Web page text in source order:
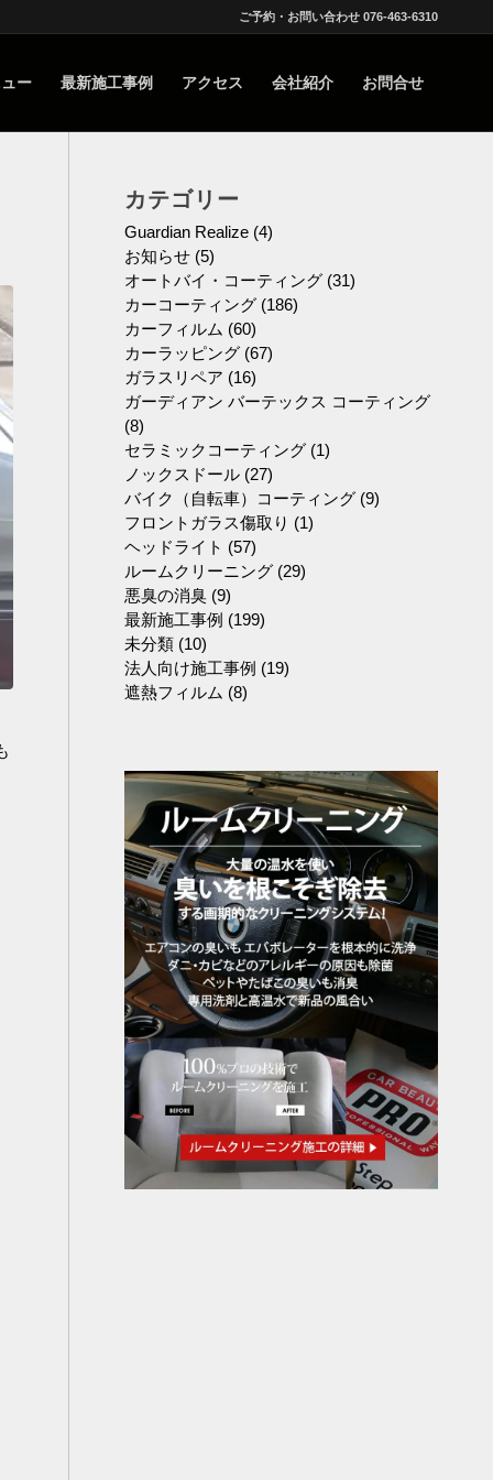
ご予約・お問い合わせ 076-463-6310
ー 最新施工事例 アクセス 会社紹介 お問合せ
カテゴリー
Guardian Realize (4)
お知らせ (5)
オートバイ・コーティング (31)
カーコーティング (186)
カーフィルム (60)
カーラッピング (67)
ガラスリペア (16)
ガーディアン バーテックス コーティング
(8)
セラミックコーティング (1)
ノックスドール (27)
バイク（自転車）コーティング (9)
フロントガラス傷取り (1)
ヘッドライト (57)
ルームクリーニング (29)
悪臭の消臭 (9)
最新施工事例 (199)
未分類 (10)
法人向け施工事例 (19)
遮熱フィルム (8)